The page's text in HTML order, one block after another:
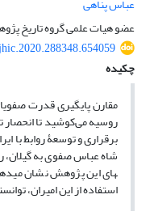
عباس پناهی
عضو هیات علمی گروه تاریخ
چکیده
مقارن پایگیری قدرت
روسیه می‌کوشید تا
برقراری و توسعۀ روابط با
ها­ی این پژوهش نشان
استفاده از این امیران،